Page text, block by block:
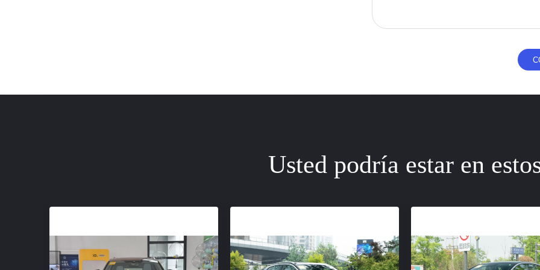
Usted podría estar en